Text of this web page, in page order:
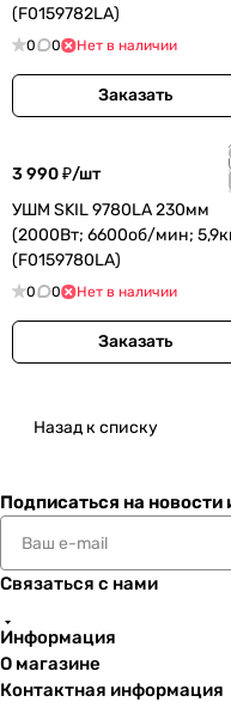
(F0159782LA)
0 0 Нет в наличии
Заказать
3 990 ₽/шт
УШМ SKIL 9780LA 230мм
(2000Вт; 6600об/мин;
(F0159780LA)
0 0 Нет в наличии
Заказать
Назад к списку
Подписаться на новости
Связаться с нами
Информация
О магазине
Контактная информация